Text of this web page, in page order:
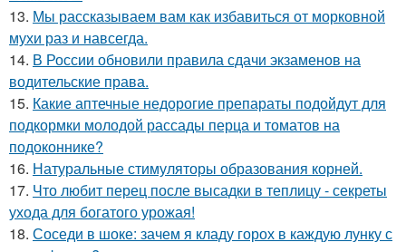
13. Мы рассказываем вам как избавиться от морковной
мухи раз и навсегда.
14. В России обновили правила сдачи экзаменов на
водительские права.
15. Какие аптечные недорогие препараты подойдут для
подкормки молодой рассады перца и томатов на
подоконнике?
16. Натуральные стимуляторы образования корней.
17. Что любит перец после высадки в теплицу - секреты
ухода для богатого урожая!
18. Соседи в шоке: зачем я кладу горох в каждую лунку с